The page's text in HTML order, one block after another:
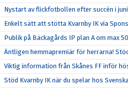
Nystart av flickfotbollen efter succén i juni
Enkelt sätt att stötta Kvarnby IK via
Publik på Bäckagårds IP plan A om max
Äntligen hemmapremiär för herrarna!
Viktig information från Skånes FF inför
Stöd Kvarnby IK när du spelar hos